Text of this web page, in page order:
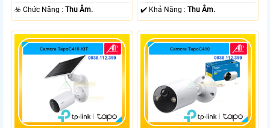
️☣️ Chức Năng :Thu Âm.
+ Nhựa.
️✔️ Khả Năng :Thu Âm.